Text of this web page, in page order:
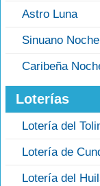
Astro Luna
Sinuano Noche
Caribeña
Loterías
Lotería del
Lotería de
Lotería del